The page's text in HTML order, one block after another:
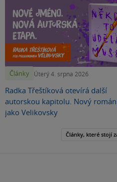
Články Úterý 4. srpna 2026
Radka Třeštíková otevírá další
autorskou kapitolu. Nový
jako Velikovsky
Články, které stojí